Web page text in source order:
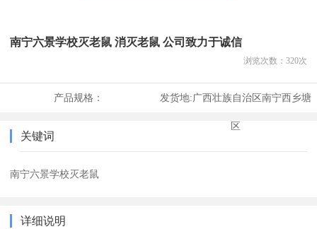
南宁六景学校灭老鼠 消灭老鼠 公司致力于诚信
浏览次数： 320次
产品规格： 发货地:广西壮族自治区南宁西乡塘
区
关键词
南宁六景学校灭老鼠
详细说明